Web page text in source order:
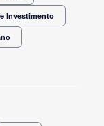
Investimento